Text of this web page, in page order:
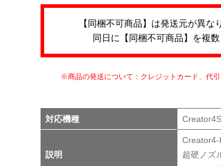
【同梱不可商品】は発送元が異
同日に【同梱不可商品】を複
※商品の発送について：クレジットカード、代
対応機種 Creator4S
説明
Creator4-
超硬ノズ